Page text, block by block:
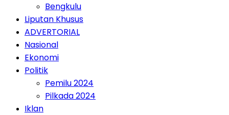
Bengkulu
Liputan Khusus
ADVERTORIAL
Nasional
Ekonomi
Politik
Pemilu 2024
Pilkada 2024
Iklan